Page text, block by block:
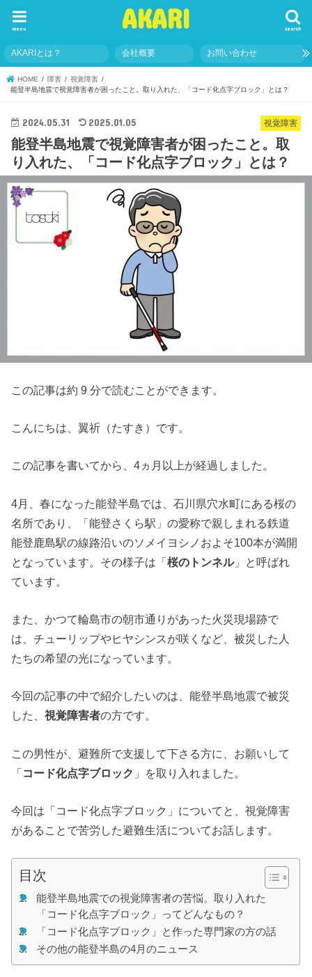
AKARI search
menu
AKARIとは？ 会社概要 お問い合わせ
HOME 障害
視覚障害
能登半島地震で視覚障害者が困ったこと。取り入れた、「コード化点字ブロック」とは？
視覚障害
2024.05.31 2025.01.05
能登半島地震で視覚障害者が困ったこと。取
り入れた、「コード化点字ブロック」とは？
この記事は約 9 分で読むことができます。
こんにちは、翼祈（たすき）です。
この記事を書いてから、4ヵ月以上が経過しました。
4月、春になった能登半島では、石川県穴水町にある桜の
名所であり、「能登さくら駅」の愛称で親しまれる鉄道
能登鹿島駅の線路沿いのソメイヨシノおよそ100本が満開
となっています。その様子は「桜のトンネル」と呼ばれ
ています。
また、かつて輪島市の朝市通りがあった火災現場跡で
は、チューリップやヒヤシンスが咲くなど、被災した人
たちの希望の光になっています。
今回の記事の中で紹介したいのは、能登半島地震で被災
した、視覚障害者の方です。
この男性が、避難所で支援して下さる方に、お願いして
「コード化点字ブロック 」を取り入れました。
今回は「コード化点字ブロック」についてと、視覚障害
があることで苦労した避難生活についてお話します。
目次
能登半島地震での視覚障害者の苦悩。取り入れた
「コード化点字ブロック」ってどんなもの？
「コード化点字ブロック」と作った専門家の方の話
その他の能登半島の4月のニュース